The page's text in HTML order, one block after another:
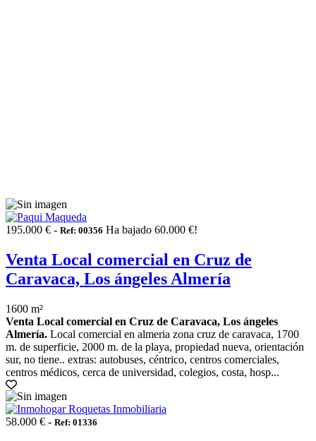
195.000 € - Ref: 00356 Ha bajado 60.000 €!
Venta Local comercial en Cruz de
Caravaca, Los ángeles Almería
1600 m²
Venta Local comercial en Cruz de Caravaca, Los ángeles
Almería. Local comercial en almeria zona cruz de caravaca, 1700
m. de superficie, 2000 m. de la playa, propiedad nueva, orientación
sur, no tiene.. extras: autobuses, céntrico, centros comerciales,
centros médicos, cerca de universidad, colegios, costa, hosp...
58.000 € - Ref: 01336